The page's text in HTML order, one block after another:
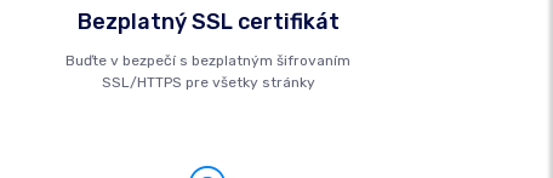
Bezplatný SSL certifikát
Buďte v bezpečí s bezplatným šifrovaním
SSL/HTTPS pre všetky stránky